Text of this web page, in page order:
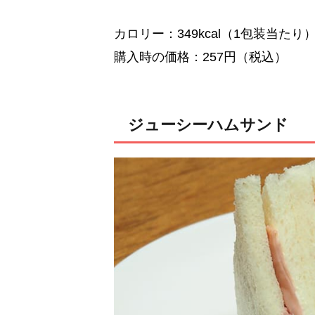
カロリー：349kcal（1包装当たり
購入時の価格：257円（税込）
ジューシーハムサンド